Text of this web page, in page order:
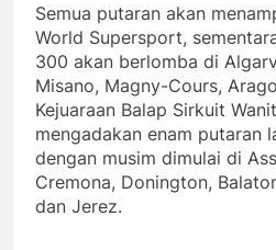
Semua putaran akan
World Supersport,
300 akan berlomba di
Misano, Magny-Cours,
Kejuaraan Balap Sirkuit
mengadakan enam putaran
dengan musim dimulai di
Cremona, Donington,
dan Jerez.